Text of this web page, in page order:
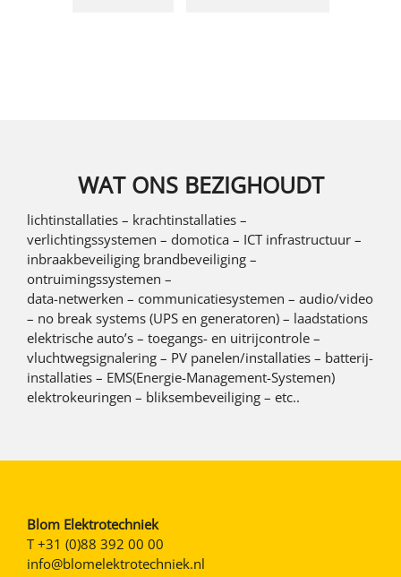
WAT ONS BEZIGHOUDT
lichtinstallaties – krachtinstallaties –
verlichtingssystemen – domotica – ICT infrastructuur –
inbraakbeveiliging brandbeveiliging –
ontruimingssystemen –
data-netwerken – communicatiesystemen – audio/video
– no break systems (UPS en generatoren) – laadstations
elektrische auto’s – toegangs- en uitrijcontrole –
vluchtwegsignalering – PV panelen/installaties – batterij-
installaties – EMS(Energie-Management-Systemen)
elektrokeuringen – bliksembeveiliging – etc..
Blom Elektrotechniek
T+31 (0)88 392 00 00
info@blomelektrotechniek.nl